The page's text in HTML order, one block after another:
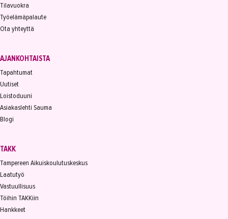
Tilavuokra
Työelämäpalaute
Ota yhteyttä
AJANKOHTAISTA
Tapahtumat
Uutiset
Loistoduuni
Asiakaslehti Sauma
Blogi
TAKK
Tampereen Aikuiskoulutuskeskus
Laatutyö
Vastuullisuus
Töihin TAKKiin
Hankkeet